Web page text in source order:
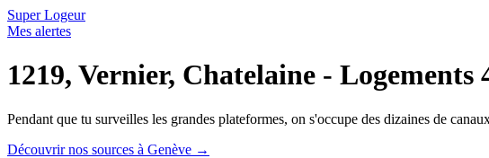
Super Logeur
Mes alertes
1219, Vernier, Chatelaine - Logements
Pendant que tu surveilles les grandes plateformes, on s'occupe des dizaines de
Découvrir nos sources à Genève →